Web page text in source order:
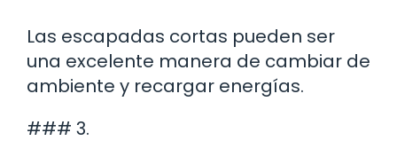
Las escapadas cortas pueden ser
una excelente manera de cambiar de
ambiente y recargar energías.
### 3.